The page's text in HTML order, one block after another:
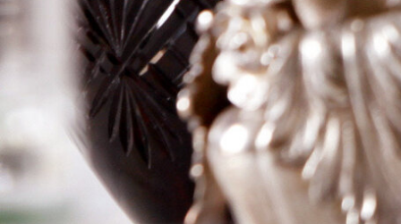
Information
Producent
Meo Camuzet Frere et
Soeur
Årgång 2008
Land Frankrike
Område Bourgogne